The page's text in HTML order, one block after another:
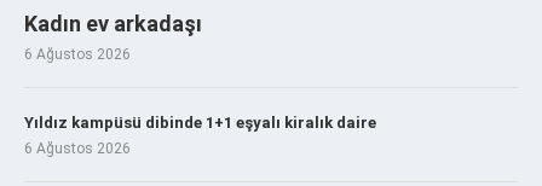
Kadın ev arkadaşı
6 Ağustos 2026
Yıldız kampüsü dibinde 1+1 eşyalı kiralık daire
6 Ağustos 2026